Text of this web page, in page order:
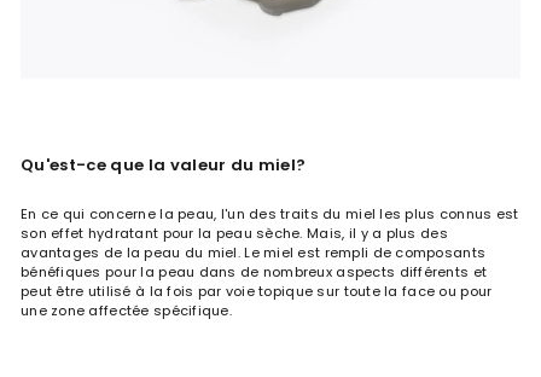
Qu'est-ce que la valeur du miel?
En ce qui concerne la peau, l'un des traits du miel les plus connus est
son effet hydratant pour la peau sèche. Mais, il y a plus des
avantages de la peau du miel. Le miel est rempli de composants
bénéfiques pour la peau dans de nombreux aspects différents et
peut être utilisé à la fois par voie topique sur toute la face ou pour
une zone affectée spécifique.